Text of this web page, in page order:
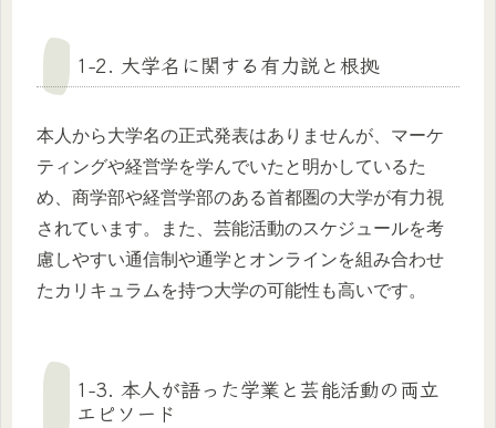
1-2. 大学名に関する有力説と根拠
本人から大学名の正式発表はありませんが、マーケ
ティングや経営学を学んでいたと明かしているた
め、商学部や経営学部のある首都圏の大学が有力視
されています。また、芸能活動のスケジュールを考
慮しやすい通信制や通学とオンラインを組み合わせ
たカリキュラムを持つ大学の可能性も高いです。
1-3. 本人が語った学業と芸能活動の両立
エピソード